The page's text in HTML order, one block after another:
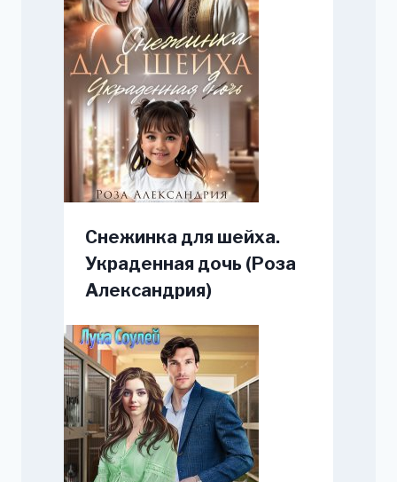
Снежинка для шейха.
Украденная дочь (Роза
Александрия)